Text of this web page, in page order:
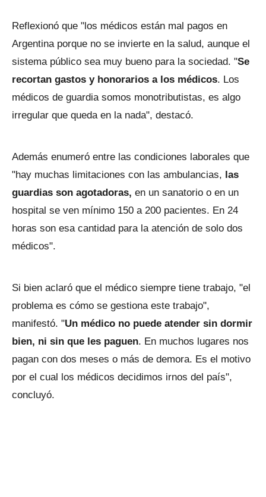
Reflexionó que "los médicos están mal pagos en
Argentina porque no se invierte en la salud, aunque el
sistema público sea muy bueno para la sociedad. "Se
recortan gastos y honorarios a los médicos. Los
médicos de guardia somos monotributistas, es algo
irregular que queda en la nada", destacó.
Además enumeró entre las condiciones laborales que
"hay muchas limitaciones con las ambulancias, las
guardias son agotadoras, en un sanatorio o en un
hospital se ven mínimo 150 a 200 pacientes. En 24
horas son esa cantidad para la atención de solo dos
médicos".
Si bien aclaró que el médico siempre tiene trabajo, "el
problema es cómo se gestiona este trabajo",
manifestó. "Un médico no puede atender sin dormir
bien, ni sin que les paguen. En muchos lugares nos
pagan con dos meses o más de demora. Es el motivo
por el cual los médicos decidimos irnos del país",
concluyó.